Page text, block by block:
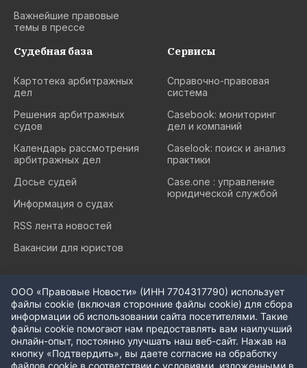
Важнейшие правовые
темы в прессе
Судебная база
Картотека арбитражных
дел
Решения арбитражных
судов
Календарь рассмотрения
арбитражных дел
Досье судей
Информация о судах
RSS лента новостей
Вакансии для юристов
Сервисы
Cправочно-правовая
система
Casebook: мониторинг
дел и компаний
Caselook: поиск и анализ
практики
Case.one : управление
юридической службой
© ООО «Правовые новости». 2008-2026.
Телефон редакции:+7 (495) 645 37 60
Политика использования cookie-файлов
ООО «Правовые Новости» (ИНН 7704317790) использует
файлы cookie (включая сторонние файлы cookie) для сбора
информации об использовании сайта посетителями. Такие
файлы cookie помогают нам предоставлять вам наилучший
онлайн-опыт, постоянно улучшать наш веб-сайт. Нажав на
кнопку «Подтвердить», вы даете согласие на обработку
файлов cookie в соответствии с условиями, изложенными в